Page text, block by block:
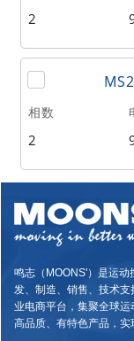
2
保持力矩(Nm)
8
相数
2
保持力矩(Nm)
8
出轴类型
单出轴
鸣志（MOONS'）是运
发、制造、销售、技术
业电商平台，集聚全球运
高品质、有特色产品，实